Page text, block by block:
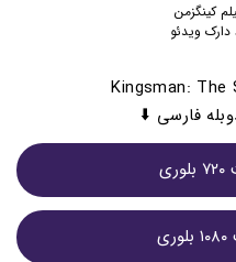
کینگزمن
ویدئو
Kingsman: The
فارسی ⬇️